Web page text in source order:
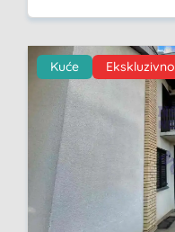
Kuće Ekskluzivno